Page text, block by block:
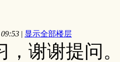
| 显示全部楼层
，谢谢提问